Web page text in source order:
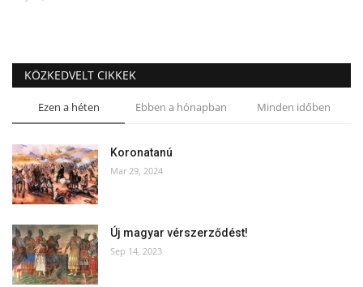
Történelem
Egészség
Gazdaság
Művészet
Sport
Sajtó
KÖZKEDVELT CIKKEK
Ezen a héten Ebben a hónapban Minden időben
Koronatanú
Mar 29, 2024
Új magyar vérszerződést!
Sep 14, 2023